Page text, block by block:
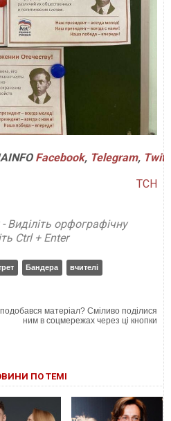
Facebook, Telegram,
ТСН
орфографічну
Ctrl + Enter
Бандера
вчителі
матеріал? Сміливо поділися
ним в соцмережах через ці кнопки
ПО ТЕМІ